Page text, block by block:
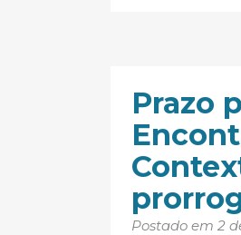
Prazo
Postado em 2